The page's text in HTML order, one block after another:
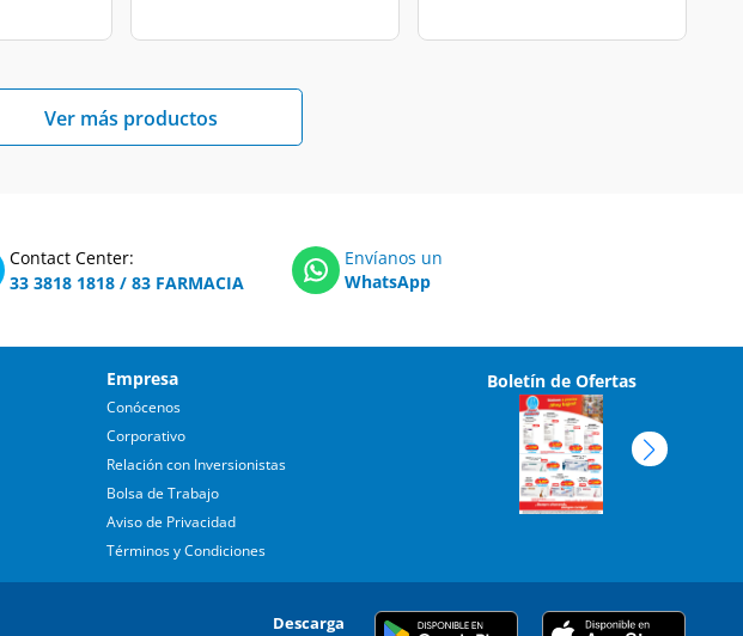
Ver más productos
Contact Center:
33 3818 1818 / 83 FARMACIA
Envíanos un
WhatsApp
Empresa
Conócenos
Corporativo
Relación con Inversionistas
Bolsa de Trabajo
Aviso de Privacidad
Términos y Condiciones
Boletín de Ofertas
Descarga